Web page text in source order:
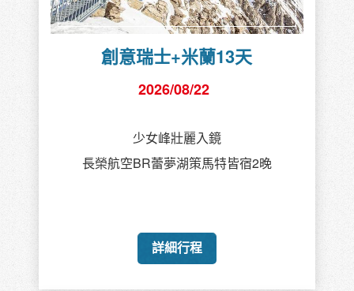
創意瑞士+米蘭13天
2026/08/22
少女峰壯麗入鏡
長榮航空BR蕾夢湖策馬特皆宿2晚
詳細行程